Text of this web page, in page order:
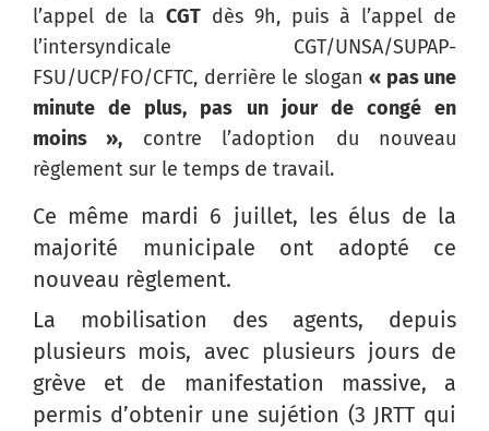
l’appel de la CGT dès 9h, puis à l’appel de
l’intersyndicale CGT/UNSA/SUPAP-
FSU/UCP/FO/CFTC, derrière le slogan « pas une
minute de plus, pas un jour de congé en
moins », contre l’adoption du nouveau
règlement sur le temps de travail.
Ce même mardi 6 juillet, les élus de la
majorité municipale ont adopté ce
nouveau règlement.
La mobilisation des agents, depuis
plusieurs mois, avec plusieurs jours de
grève et de manifestation massive, a
permis d’obtenir une sujétion (3 JRTT qui